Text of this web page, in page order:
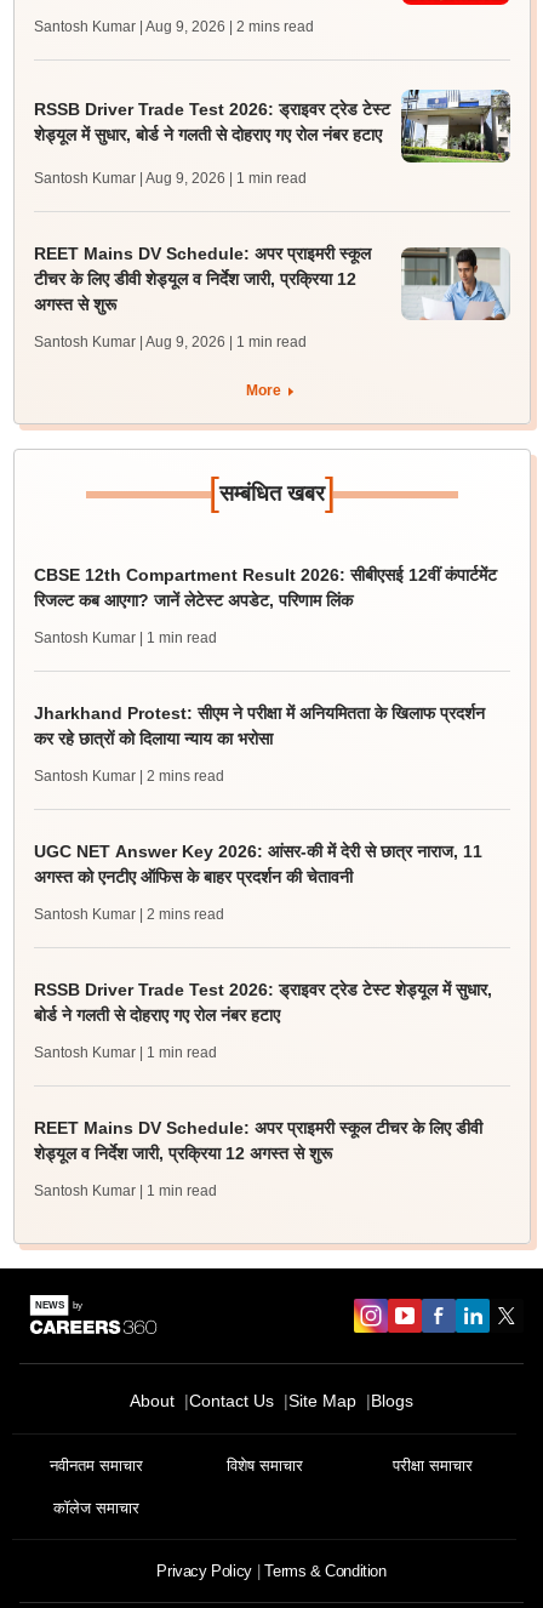
Santosh Kumar | Aug 9, 2026 | 2 mins read
RSSB Driver Trade Test 2026: ड्राइवर ट्रेड टेस्ट
शेड्यूल में सुधार, बोर्ड ने गलती से दोहराए गए रोल नंबर हटाए
Santosh Kumar | Aug 9, 2026 | 1 min read
REET Mains DV Schedule: अपर प्राइमरी स्कूल
टीचर के लिए डीवी शेड्यूल व निर्देश जारी, प्रक्रिया 12
अगस्त से शुरू
Santosh Kumar | Aug 9, 2026 | 1 min read
More
[सम्बंधित खबर]
CBSE 12th Compartment Result 2026: सीबीएसई 12वीं कंपार्टमेंट
रिजल्ट कब आएगा? जानें लेटेस्ट अपडेट, परिणाम लिंक
Santosh Kumar | 1 min read
Jharkhand Protest: सीएम ने परीक्षा में अनियमितता के खिलाफ प्रदर्शन
कर रहे छात्रों को दिलाया न्याय का भरोसा
Santosh Kumar | 2 mins read
UGC NET Answer Key 2026: आंसर-की में देरी से छात्र नाराज, 11
अगस्त को एनटीए ऑफिस के बाहर प्रदर्शन की चेतावनी
Santosh Kumar | 2 mins read
RSSB Driver Trade Test 2026: ड्राइवर ट्रेड टेस्ट शेड्यूल में सुधार,
बोर्ड ने गलती से दोहराए गए रोल नंबर हटाए
Santosh Kumar | 1 min read
REET Mains DV Schedule: अपर प्राइमरी स्कूल टीचर के लिए डीवी
शेड्यूल व निर्देश जारी, प्रक्रिया 12 अगस्त से शुरू
Santosh Kumar | 1 min read
About Contact Us Site Map Blogs
नवीनतम समाचार विशेष समाचार परीक्षा समाचार
कॉलेज समाचार
Privacy Policy Terms & Condition